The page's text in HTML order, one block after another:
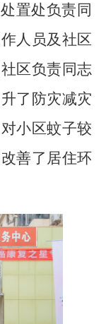
置处负责同
人员及社区
区负责同志
了防灾减灾
小区蚊子较
善了居住环